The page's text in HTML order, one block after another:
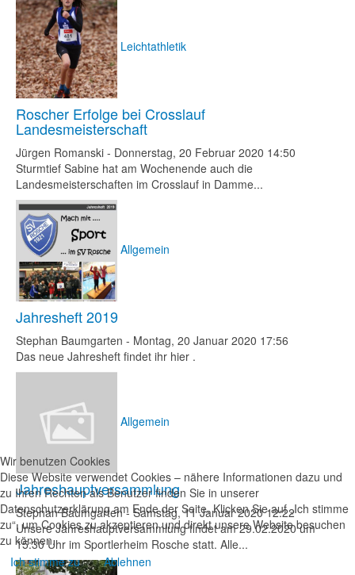
Leichtathletik
Roscher Erfolge bei Crosslauf
Landesmeisterschaft
Jürgen Romanski - Donnerstag, 20 Februar 2020 14:50
Sturmtief Sabine hat am Wochenende auch die
Landesmeisterschaften im Crosslauf in Damme...
Allgemein
Jahresheft 2019
Stephan Baumgarten - Montag, 20 Januar 2020 17:56
Das neue Jahresheft findet ihr hier .
Allgemein
Jahreshauptversammlung
Stephan Baumgarten- Samstag, 11 Januar 2020 12:22
Unsere Jahreshauptversammlung findet am 29.02.2020 um
15:30 Uhr im Sportlerheim Rosche statt. Alle...
Wir benutzen Cookies
Diese Website verwendet Cookies – nähere Informationen dazu und
zu Ihren Rechten als Benutzer finden Sie in unserer
Datenschutzerklärung am Ende der Seite. Klicken Sie auf „Ich stimme
zu“, um Cookies zu akzeptieren und direkt unsere Website besuchen
zu können.
Ich stimme zu
Ablehnen